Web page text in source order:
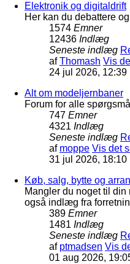
Elektronik og digitaldrift
Her kan du debattere
1574 Emner
12436 Indlæg
Seneste indlæg
afThomash Vis
24 jul 2026, 12:39
Alt om modeljernbaner
Forum for alle
747 Emner
4321 Indlæg
Seneste indlæg
af moppe Vis det
31 jul 2026, 18:10
Køb, salg, bytte og
Mangler du noget til
også indlæg fra
389 Emner
1481 Indlæg
Seneste indlæg
af ptmadsen Vis
01 aug 2026,